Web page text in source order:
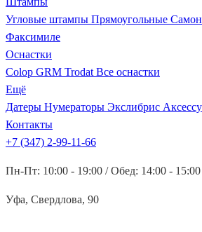
Угловые штампы Прямоугольные
Факсимиле
Оснастки
Colop GRM Trodat Все оснастки
Ещё
Датеры Нумераторы Экслибрис
Контакты
+7 (347) 2-99-11-66
Пн-Пт: 10:00 - 19:00 / Обед: 14:00 - 15:00
Уфа, Свердлова, 90